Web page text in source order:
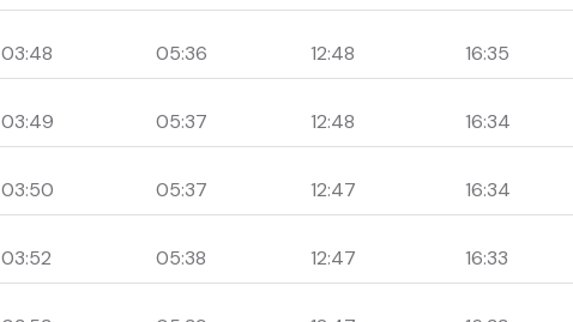
03:48 05:36 12:48 16:35
03:49 05:37 12:48 16:34
03:50 05:37 12:47 16:34
03:52 05:38 12:47 16:33